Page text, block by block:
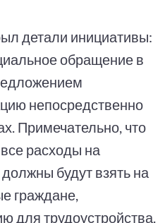
детали инициативы:
обращение в
непосредственно
Примечательно, что
расходы на
будут взять на
граждане,
для трудоустройства.